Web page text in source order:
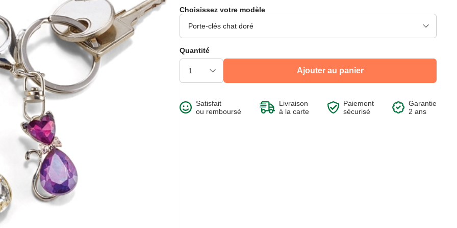
Choisissez votre modèle
Quantité
Ajouter au panier
Satisfait
ou remboursé
Livraison
à la carte
Paiement
sécurisé
Garantie
2 ans